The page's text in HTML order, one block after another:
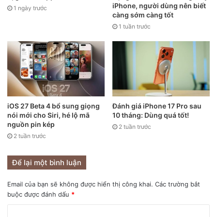
iPad Air 5 có 2 màu sắc mới là tím và xanh dương. Nguồn:
Apple.
iPad Air 5 vẫn sở hữu một camera đơn có cùng độ phân giải
với camera selfie là 12 MP. Về ‘số chấm’ camera thì trên
con số khiêm tốn, không quá hầm hố như trên các sản
này thì vẫn luôn được đánh giá cao vì khả năng tối ưu giữa
phần cứng và phần mềm của Apple là không có gì phải bàn
1 ngày trước
iPhone, người dùng nên biết
càng sớm càng tốt
1 tuần trước
iOS 27 Beta 4 bổ sung giọng
nói mới cho Siri, hé lộ mã
nguồn pin kép
2 tuần trước
Đánh giá iPhone 17 Pro sau
10 tháng: Dùng quá tốt!
2 tuần trước
Để lại một bình luận
Email của bạn sẽ không được hiển thị công khai. Các trường bắt
buộc được đánh dấu *